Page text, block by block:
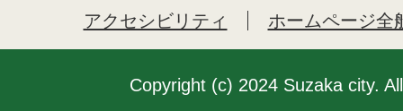
アクセシビリティ
ホームページ全
Copyright (c) 2024 Suzaka city.